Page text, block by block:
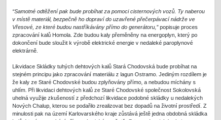
“Samotné odtěžení pak bude probíhat za pomoci cisternových vozů. Ty naberou
v místě materiál, bezpečně ho dopraví do uzavřené přečerpávací nádrže ve
Vřesové, ze které budou nastříkávány přímo do generátoru,” popisuje proces
zpracování kalů Homola. Zde budou kaly přeměněny na energoplyn, který po
dokončení bude sloužit k výrobě elektrické energie v nedaleké paroplynové
elektrárně.
Likvidace Skládky tuhých dehtových kalů Stará Chodovská bude probíhat na
stejném principu jako zpracování materiálu z lagun Ostramo. Jediným rozdílem je
že kaly ze Staré Chodovské budou zplyňovány přímo, a nebudou míchány s
uhlím. Při likvidaci dehtových kalů ze Staré Chodovské společnost Sokolovská
uhelná využije zkušeností z předchozí likvidace podobné skládky u nedalekých
Nových Chalup, kterou se podařilo zrealizovat bez dopadů na životní prostředí. Z
minulosti pak na území Karlovarského kraje zůstává ještě jedna obdobná skládka